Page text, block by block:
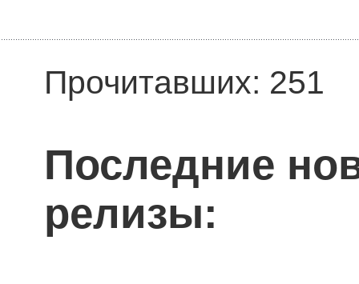
Прочитавших: 251
Последние
релизы: